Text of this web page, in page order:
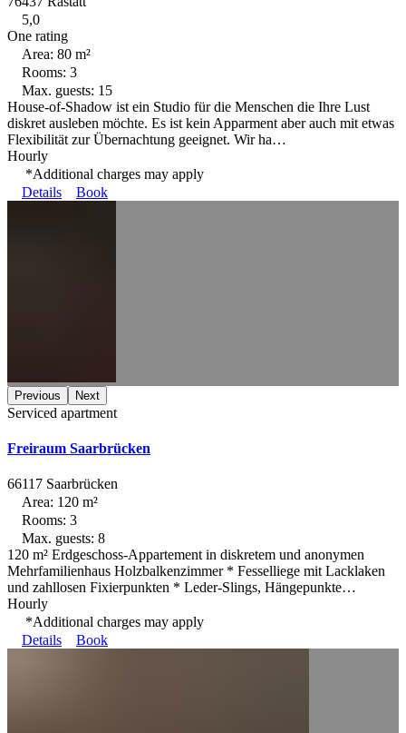
5,0
One rating
Area: 80 m²
Rooms: 3
Max. guests: 15
House-of-Shadow ist ein Studio für die Menschen die Ihre Lust
diskret ausleben möchte. Es ist kein Apparment aber auch mit etwas
Flexibilität zur Übernachtung geeignet. Wir ha…
Hourly
*Additional charges may apply
Details
Book
Previous Next
Serviced apartment
Freiraum Saarbrücken
66117 Saarbrücken
Area: 120 m²
Rooms: 3
Max. guests: 8
120 m² Erdgeschoss-Appartement in diskretem und anonymen
Mehrfamilienhaus Holzbalkenzimmer * Fesselliege mit Lacklaken
und zahllosen Fixierpunkten * Leder-Slings, Hängepunkte…
Hourly
*Additional charges may apply
Details
Book